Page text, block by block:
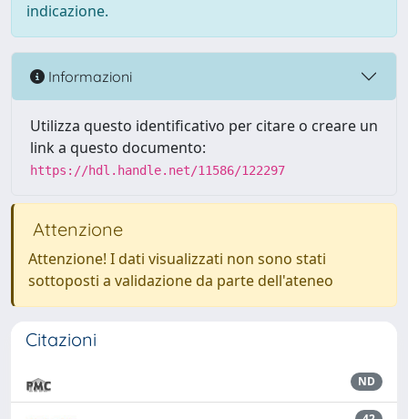
indicazione.
Informazioni
Utilizza questo identificativo per citare o creare un
link a questo documento:
https://hdl.handle.net/11586/122297
Attenzione
Attenzione! I dati visualizzati non sono stati
sottoposti a validazione da parte dell'ateneo
Citazioni
ND